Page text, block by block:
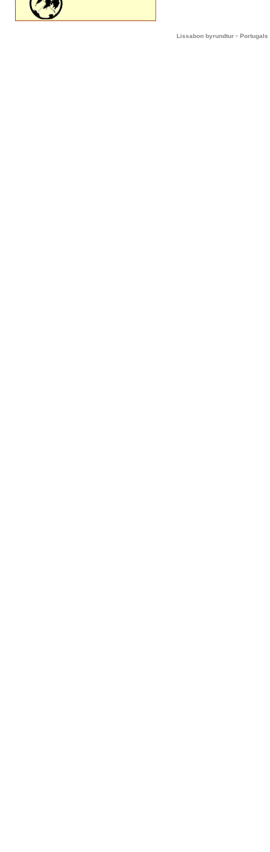
Lissabon byrundtur - Portugals